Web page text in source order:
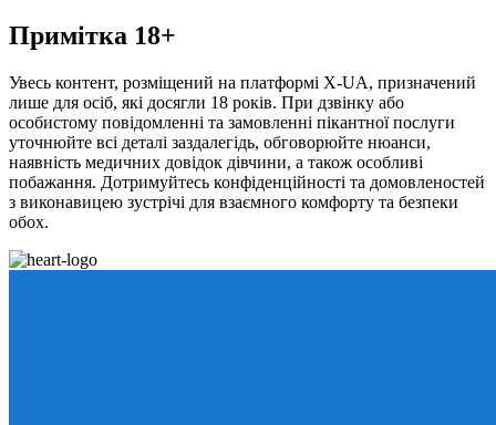
Примітка 18+
Увесь контент, розміщений на платформі X-UA, призначений
лише для осіб, які досягли 18 років. При дзвінку або
особистому повідомленні та замовленні пікантної послуги
уточнюйте всі деталі заздалегідь, обговорюйте нюанси,
наявність медичних довідок дівчини, а також особливі
побажання. Дотримуйтесь конфіденційності та домовленостей
з виконавицею зустрічі для взаємного комфорту та безпеки
обох.